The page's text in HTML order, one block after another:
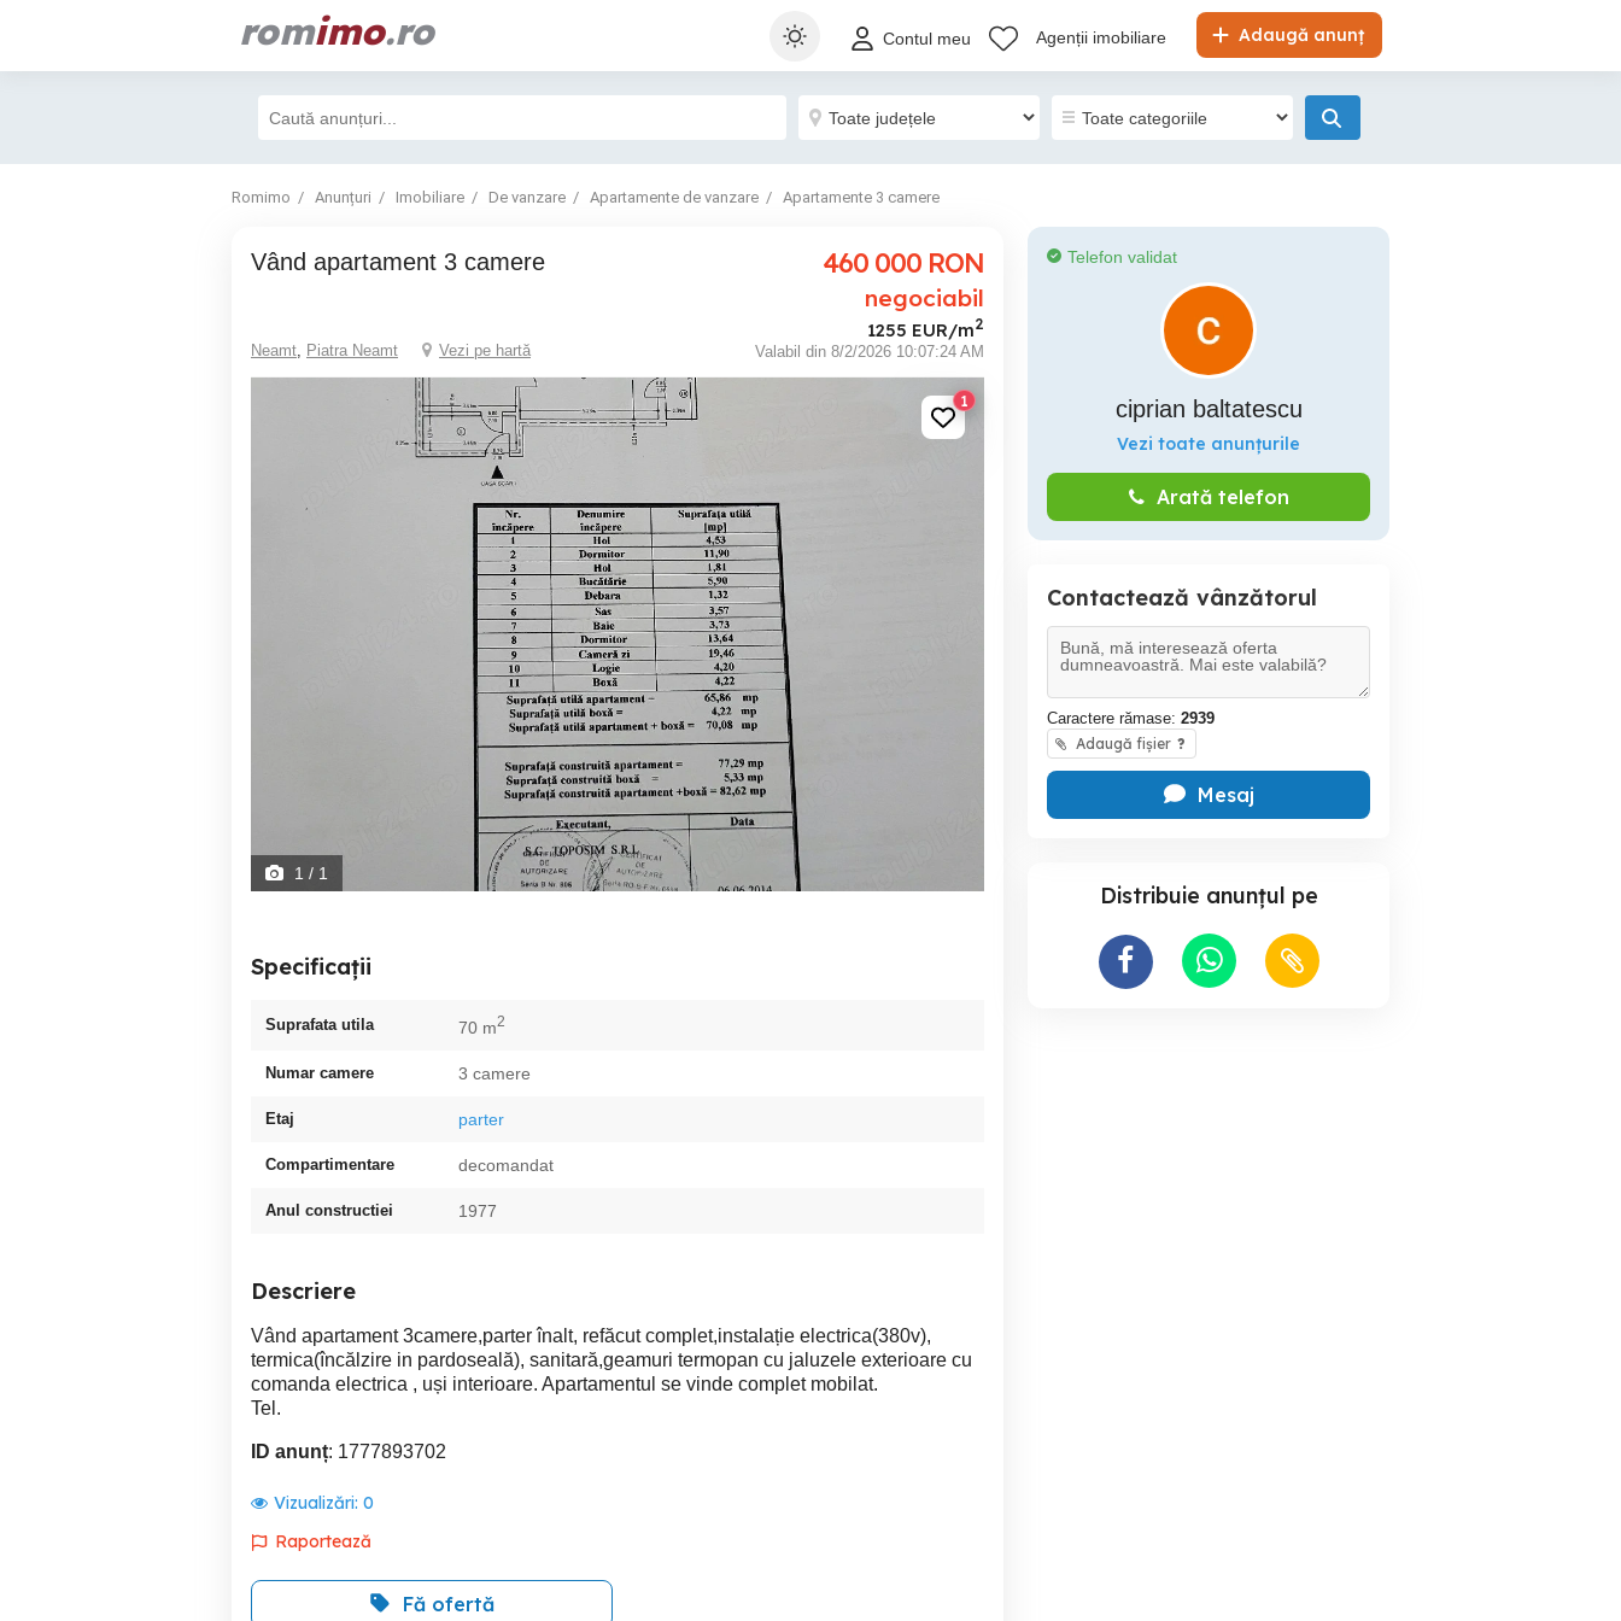
romimo.ro Adaugă anunț
Contul meu Agenții imobiliare
Romimo Anunțuri Imobiliare De vanzare Apartamente de vanzare Apartamente 3 camere
vând apartament 3 camere 460 000 RON
negociabil
1255 EUR/m2
Neamt
Piatra Neamt Vezi pe hartă Valabil din 8/2/2026 10:07:24 AM
1
1 / 1
Specificații
Suprafata utila 70 m2
Numar camere 3 camere
Etaj parter
Compartimentare decomandat
Anul constructiei 1977
Descriere
Vând apartament 3camere,parter înalt, refăcut complet,instalație electrica(380v),
termica(încălzire in pardoseală), sanitară,geamuri termopan cu jaluzele exterioare cu
comanda electrica , uși interioare. Apartamentul se vinde complet mobilat.
Tel.
ID anunț: 1777893702
Vizualizări: 0
Raportează
Fă ofertă
Telefon validat
ciprian baltatescu
Vezi toate anunțurile
Arată telefon
Contactează vânzătorul
Caractere rămase: 2939
Adaugă fișier ?
Mesaj
Distribuie anunțul pe